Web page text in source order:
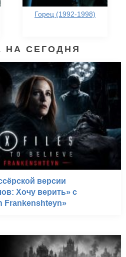
Горец (1992-1998)
НА СЕГОДНЯ
версии
Хочу верить» с
Frankenshteyn»